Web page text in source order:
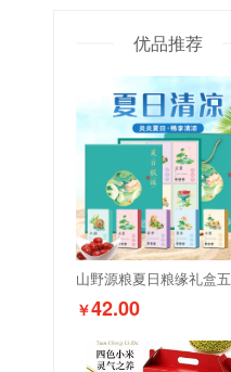
优品推荐
￥42.00